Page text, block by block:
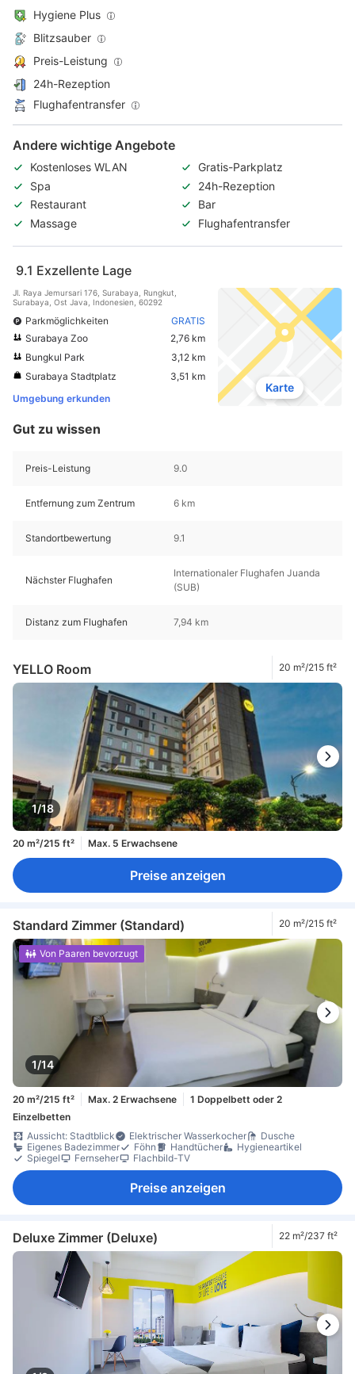
Hygiene Plus
Blitzsauber
Preis-Leistung
24h-Rezeption
Flughafentransfer
Andere wichtige Angebote
Kostenloses WLAN
Gratis-Parkplatz
Spa
24h-Rezeption
Restaurant
Bar
Massage
Flughafentransfer
9.1 Exzellente Lage
Jl. Raya Jemursari 176, Surabaya, Rungkut,
Surabaya, Ost Java, Indonesien, 60292
Parkmöglichkeiten
GRATIS
Surabaya Zoo
2,76 km
Bungkul Park
3,12 km
Surabaya Stadtplatz
3,51 km
Umgebung erkunden
Karte
Gut zu wissen
Preis-Leistung 9.0
Entfernung zum Zentrum 6 km
Standortbewertung 9.1
Nächster Flughafen
Internationaler Flughafen Juanda
(SUB)
Distanz zum Flughafen 7,94 km
YELLO Room 20 m²/215 ft²
1/18
20 m²/215 ft² Max. 5 Erwachsene
Preise anzeigen
Standard Zimmer (Standard) 20 m²/215 ft²
1/14
Von Paaren bevorzugt
20 m²/215 ft² Max. 2 Erwachsene
1 Doppelbett oder 2
Einzelbetten
Aussicht: Stadtblick
Elektrischer Wasserkocher
Dusche
Eigenes Badezimmer
Föhn Handtücher
Hygieneartikel
Spiegel
Fernseher Flachbild-TV
Preise anzeigen
Deluxe Zimmer (Deluxe) 22 m²/237 ft²